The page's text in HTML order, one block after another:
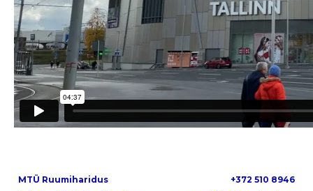
MTÜ Ruumiharidus
+372 510 8946